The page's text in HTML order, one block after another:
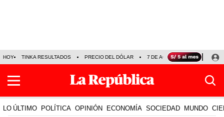
HOY TINKA RESULTADOS PRECIO DEL DÓLAR 7 DE AGOSTO OLLANTA
LO ÚLTIMO POLÍTICA OPINIÓN ECONOMÍA SOCIEDAD MUNDO